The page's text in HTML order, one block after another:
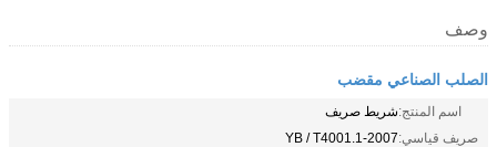
وصف
الصلب الصناعي مقضب
اسم المنتج:شريط صريف
صريف قياسي:YB / T4001.1-2007